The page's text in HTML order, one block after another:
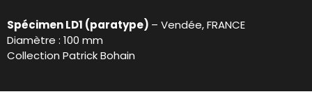
Spécimen LD1 (paratype) – Vendée, FRANCE
Diamètre : 100 mm
Collection Patrick Bohain